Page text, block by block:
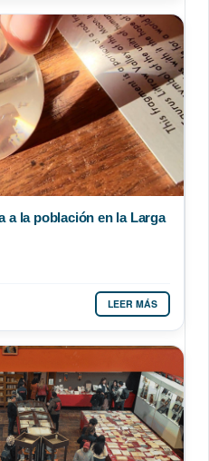
a la población en la Larga
LEER MÁS